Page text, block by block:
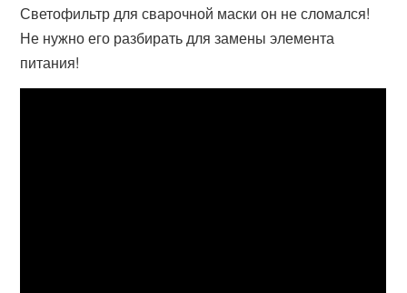
Светофильтр для сварочной маски он не сломался!
Не нужно его разбирать для замены элемента
питания!